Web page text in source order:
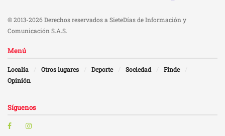
© 2013-2026 Derechos reservados a SieteDías de Información y
Comunicación S.A.S.
Menú
Localía Otros lugares Deporte Sociedad
Finde
Opinión
Síguenos